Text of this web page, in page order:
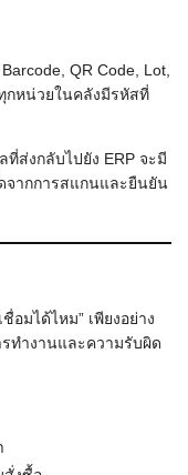
QR Code, Lot,
กหน่วยในคลังมีรหัสที่
ส่งกลับไปยัง ERP จะมี
จากการสแกนและยืนยัน
อมได้ไหม” เพียงอย่าง
ทำงานและความรับผิด